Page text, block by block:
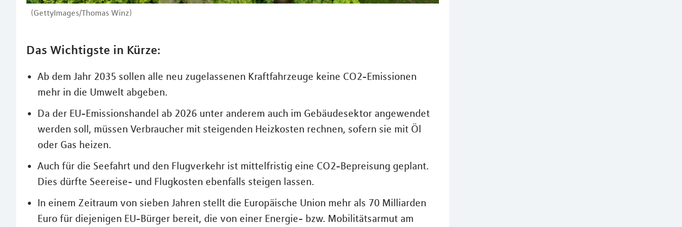
(GettyImages/Thomas Winz)
Das Wichtigste in Kürze:
Ab dem Jahr 2035 sollen alle neu zugelassenen Kraftfahrzeuge keine CO2-Emissionen
mehr in die Umwelt abgeben.
Da der EU-Emissionshandel ab 2026 unter anderem auch im Gebäudesektor angewendet
werden soll, müssen Verbraucher mit steigenden Heizkosten rechnen, sofern sie mit Öl
oder Gas heizen.
Auch für die Seefahrt und den Flugverkehr ist mittelfristig eine CO2-Bepreisung geplant.
Dies dürfte Seereise- und Flugkosten ebenfalls steigen lassen.
In einem Zeitraum von sieben Jahren stellt die Europäische Union mehr als 70 Milliarden
Euro für diejenigen EU-Bürger bereit, die von einer Energie- bzw. Mobilitätsarmut am